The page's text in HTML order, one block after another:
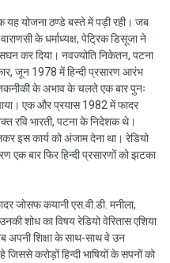
योजना ठण्डे बस्ते में पड़ी रही। जब
के धर्माध्यक्ष, पेट्रिक डिसूजा ने
कर दिया। नवज्योति निकेतन, पटना
जून 1978 में हिन्दी प्रसारण आरंभ
के अभाव के चलते एक बार पुनः
एक और प्रयास 1982 में फादर
रवि भारती, पटना के निदेशक थे।
इस कार्य को अंजाम देना था। रेडियो
एक बार फिर हिन्दी प्रसारणों को झटका
जोसफ कयानी एस.वी.डी. मनीला,
शोध का विषय रेडियो वेरितास एशिया
अपनी शिक्षा के साथ-साथ वे उन
करोड़ों हिन्दी भाषियों के सपनों को